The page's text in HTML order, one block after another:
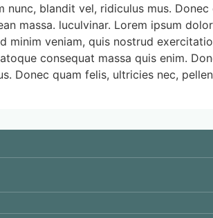
blandit vel, ridiculus mus. Donec
massa. luculvinar. Lorem ipsum
minim veniam, quis nostrud
consequat massa quis enim.
Donec quam felis, ultricies nec,